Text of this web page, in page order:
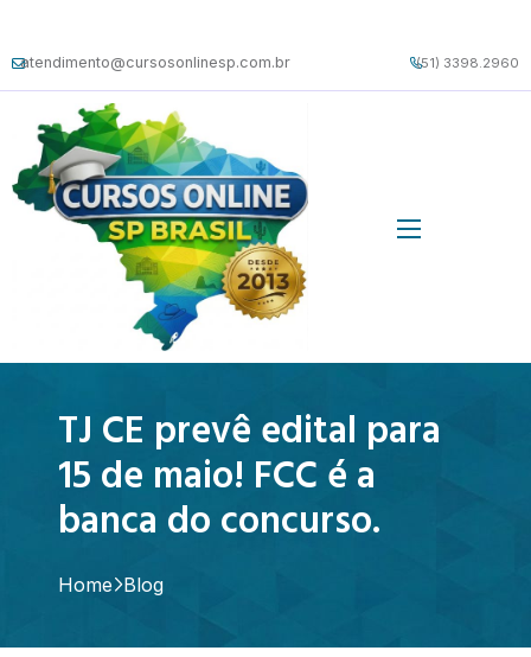
atendimento@cursosonlinesp.com.br (51) 3398.2960
TJ CE prevê edital para
15 de maio! FCC é a
banca do concurso.
Home Blog